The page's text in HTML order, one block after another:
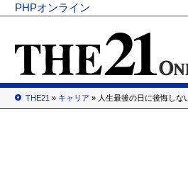
PHPオンライン
THE21 » キャリア » 人生最後の日に後悔しな